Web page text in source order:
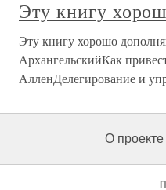
Эту книгу
Эту книгу хорошо
АрхангельскийКак
АлленДелегирование и
О проекте